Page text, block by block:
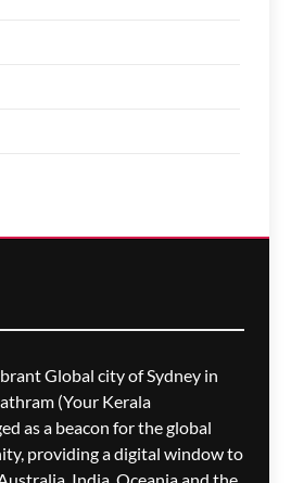
Global city of Sydney in
(Your Kerala
as a beacon for the global
providing a digital window to
India, Oceania and the